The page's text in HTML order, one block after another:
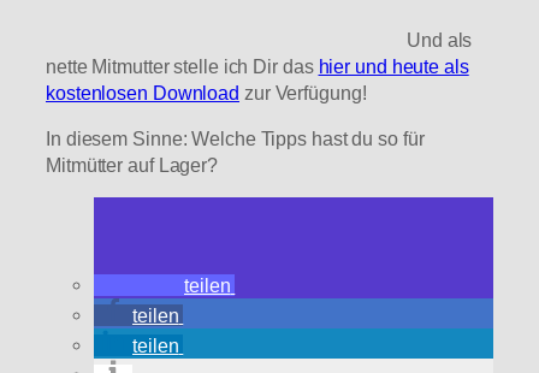
Und als
nette Mitmutter stelle ich Dir das hier und heute als
kostenlosen Download zur Verfügung!
In diesem Sinne: Welche Tipps hast du so für
Mitmütter auf Lager?
teilen
teilen
teilen